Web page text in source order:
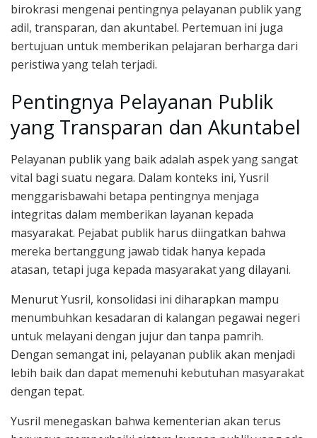
birokrasi mengenai pentingnya pelayanan publik yang
adil, transparan, dan akuntabel. Pertemuan ini juga
bertujuan untuk memberikan pelajaran berharga dari
peristiwa yang telah terjadi.
Pentingnya Pelayanan Publik
yang Transparan dan Akuntabel
Pelayanan publik yang baik adalah aspek yang sangat
vital bagi suatu negara. Dalam konteks ini, Yusril
menggarisbawahi betapa pentingnya menjaga
integritas dalam memberikan layanan kepada
masyarakat. Pejabat publik harus diingatkan bahwa
mereka bertanggung jawab tidak hanya kepada
atasan, tetapi juga kepada masyarakat yang dilayani.
Menurut Yusril, konsolidasi ini diharapkan mampu
menumbuhkan kesadaran di kalangan pegawai negeri
untuk melayani dengan jujur dan tanpa pamrih.
Dengan semangat ini, pelayanan publik akan menjadi
lebih baik dan dapat memenuhi kebutuhan masyarakat
dengan tepat.
Yusril menegaskan bahwa kementerian akan terus